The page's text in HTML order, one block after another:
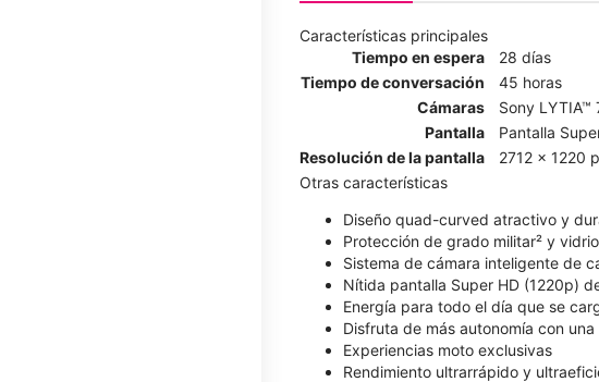
Características principales
Tiempo en espera
28 días
Tiempo de conversación
45 horas
Cámaras
Sony
Pantalla
Pantalla
Resolución de la pantalla
2712 x 1220
Otras características
Diseño quad-curved atractivo y
Protección de grado militar² y
Sistema de cámara inteligente de
Nítida pantalla Super HD (1220p)
Energía para todo el día que se
Disfruta de más autonomía con
Experiencias moto exclusivas
Rendimiento ultrarrápido y